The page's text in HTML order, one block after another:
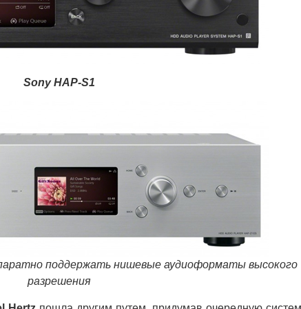
Sony HAP-S1
поддержать нишевые аудиоформаты высокого
разрешения